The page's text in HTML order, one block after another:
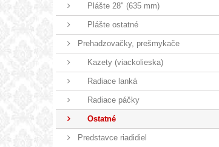
Plášte 28" (635 mm)
Plášte ostatné
Prehadzovačky, prešmykače
Kazety (viackolieska)
Radiace lanká
Radiace páčky
Ostatné
Predstavce riadidiel